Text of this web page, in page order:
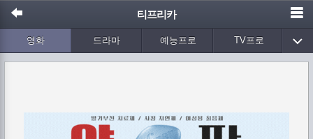
티프리카
영화 드라마 예능프로 TV프로
애니메이션 음악 Wetv